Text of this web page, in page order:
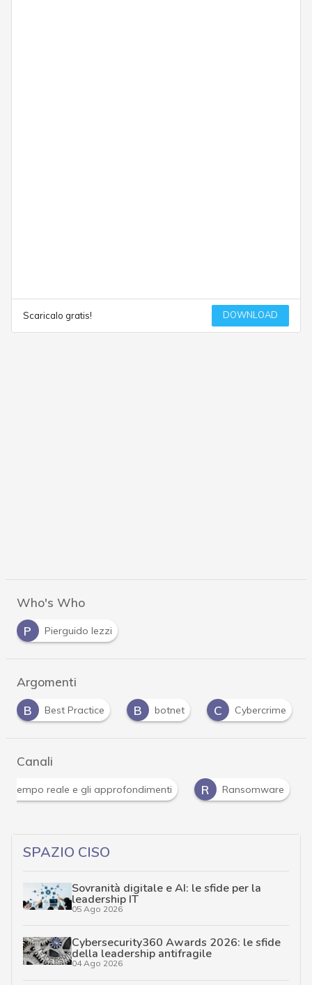
Scaricalo gratis! DOWNLOAD
Who's Who
P
Pierguido Iezzi
Argomenti
B
botnet C Cybercrime I incident response
Canali
Attacchi hacker e Malware: le ultime news in tempo
SPAZIO CISO
Sovranità digitale e AI: le sfide per la
leadership IT
05 Ago 2026
Cybersecurity360 Awards 2026: le sfide
della leadership antifragile
04 Ago 2026